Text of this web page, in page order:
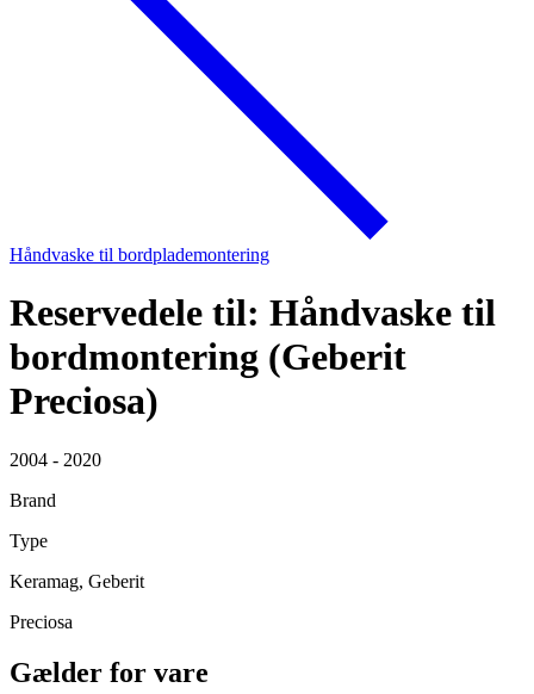
Håndvaske til bordplademontering
Reservedele til: Håndvaske til
bordmontering (Geberit
Preciosa)
2004 - 2020
Brand
Type
Keramag, Geberit
Preciosa
Gælder for vare